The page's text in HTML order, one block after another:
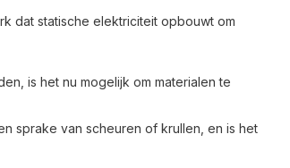
dat statische elektriciteit opbouwt om
is het nu mogelijk om materialen te
sprake van scheuren of krullen, en is het